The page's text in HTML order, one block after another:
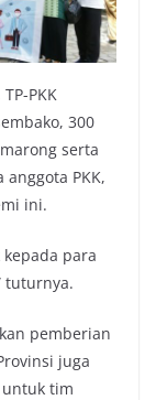
PKK
300
serta
PKK,
ini.
para
tuturnya.
pemberian
juga
tim